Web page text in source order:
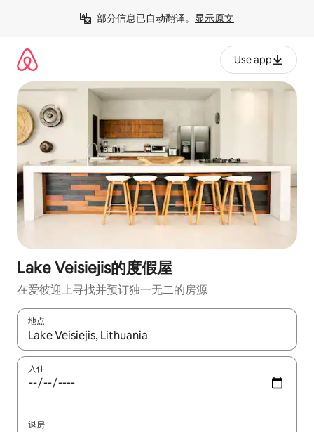
部分信息已自动翻译。 显示原文
Use app
Lake Veisiejis的度假屋
在爱彼迎上寻找并预订独一无二的房源
地点
如有搜索结果，请使用上下方向键查看，或通过点击或滑动手势
入住
退房